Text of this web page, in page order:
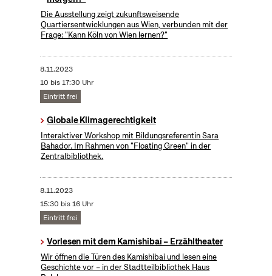
Die Ausstellung zeigt zukunftsweisende
Quartiersentwicklungen aus Wien, verbunden mit der
Frage: "Kann Köln von Wien lernen?"
8.11.2023
10 bis 17:30 Uhr
Eintritt frei
Globale Klimagerechtigkeit
Interaktiver Workshop mit Bildungsreferentin Sara
Bahador. Im Rahmen von "Floating Green" in der
Zentralbibliothek.
8.11.2023
15:30 bis 16 Uhr
Eintritt frei
Vorlesen mit dem Kamishibai – Erzähltheater
Wir öffnen die Türen des Kamishibai und lesen eine
Geschichte vor – in der Stadtteilbibliothek Haus